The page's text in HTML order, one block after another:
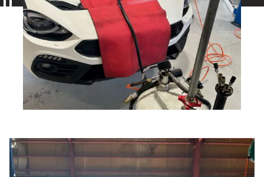
車検・整備・修理のご依頼
中古車探しのご依頼/その他
お問い合わせフォーム
ブランド紹介
ブログ
お問い合わせ総合
058-247-8001
タップで電話がかかります
Contact Form
24時間受付対応の
車検・整備・修理のご依頼